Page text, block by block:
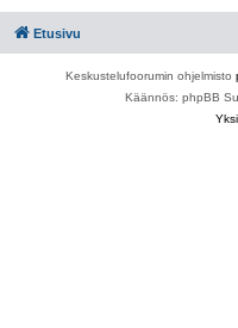
Etusivu
Keskustelufoorumin ohjelmisto
Käännös: phpBB